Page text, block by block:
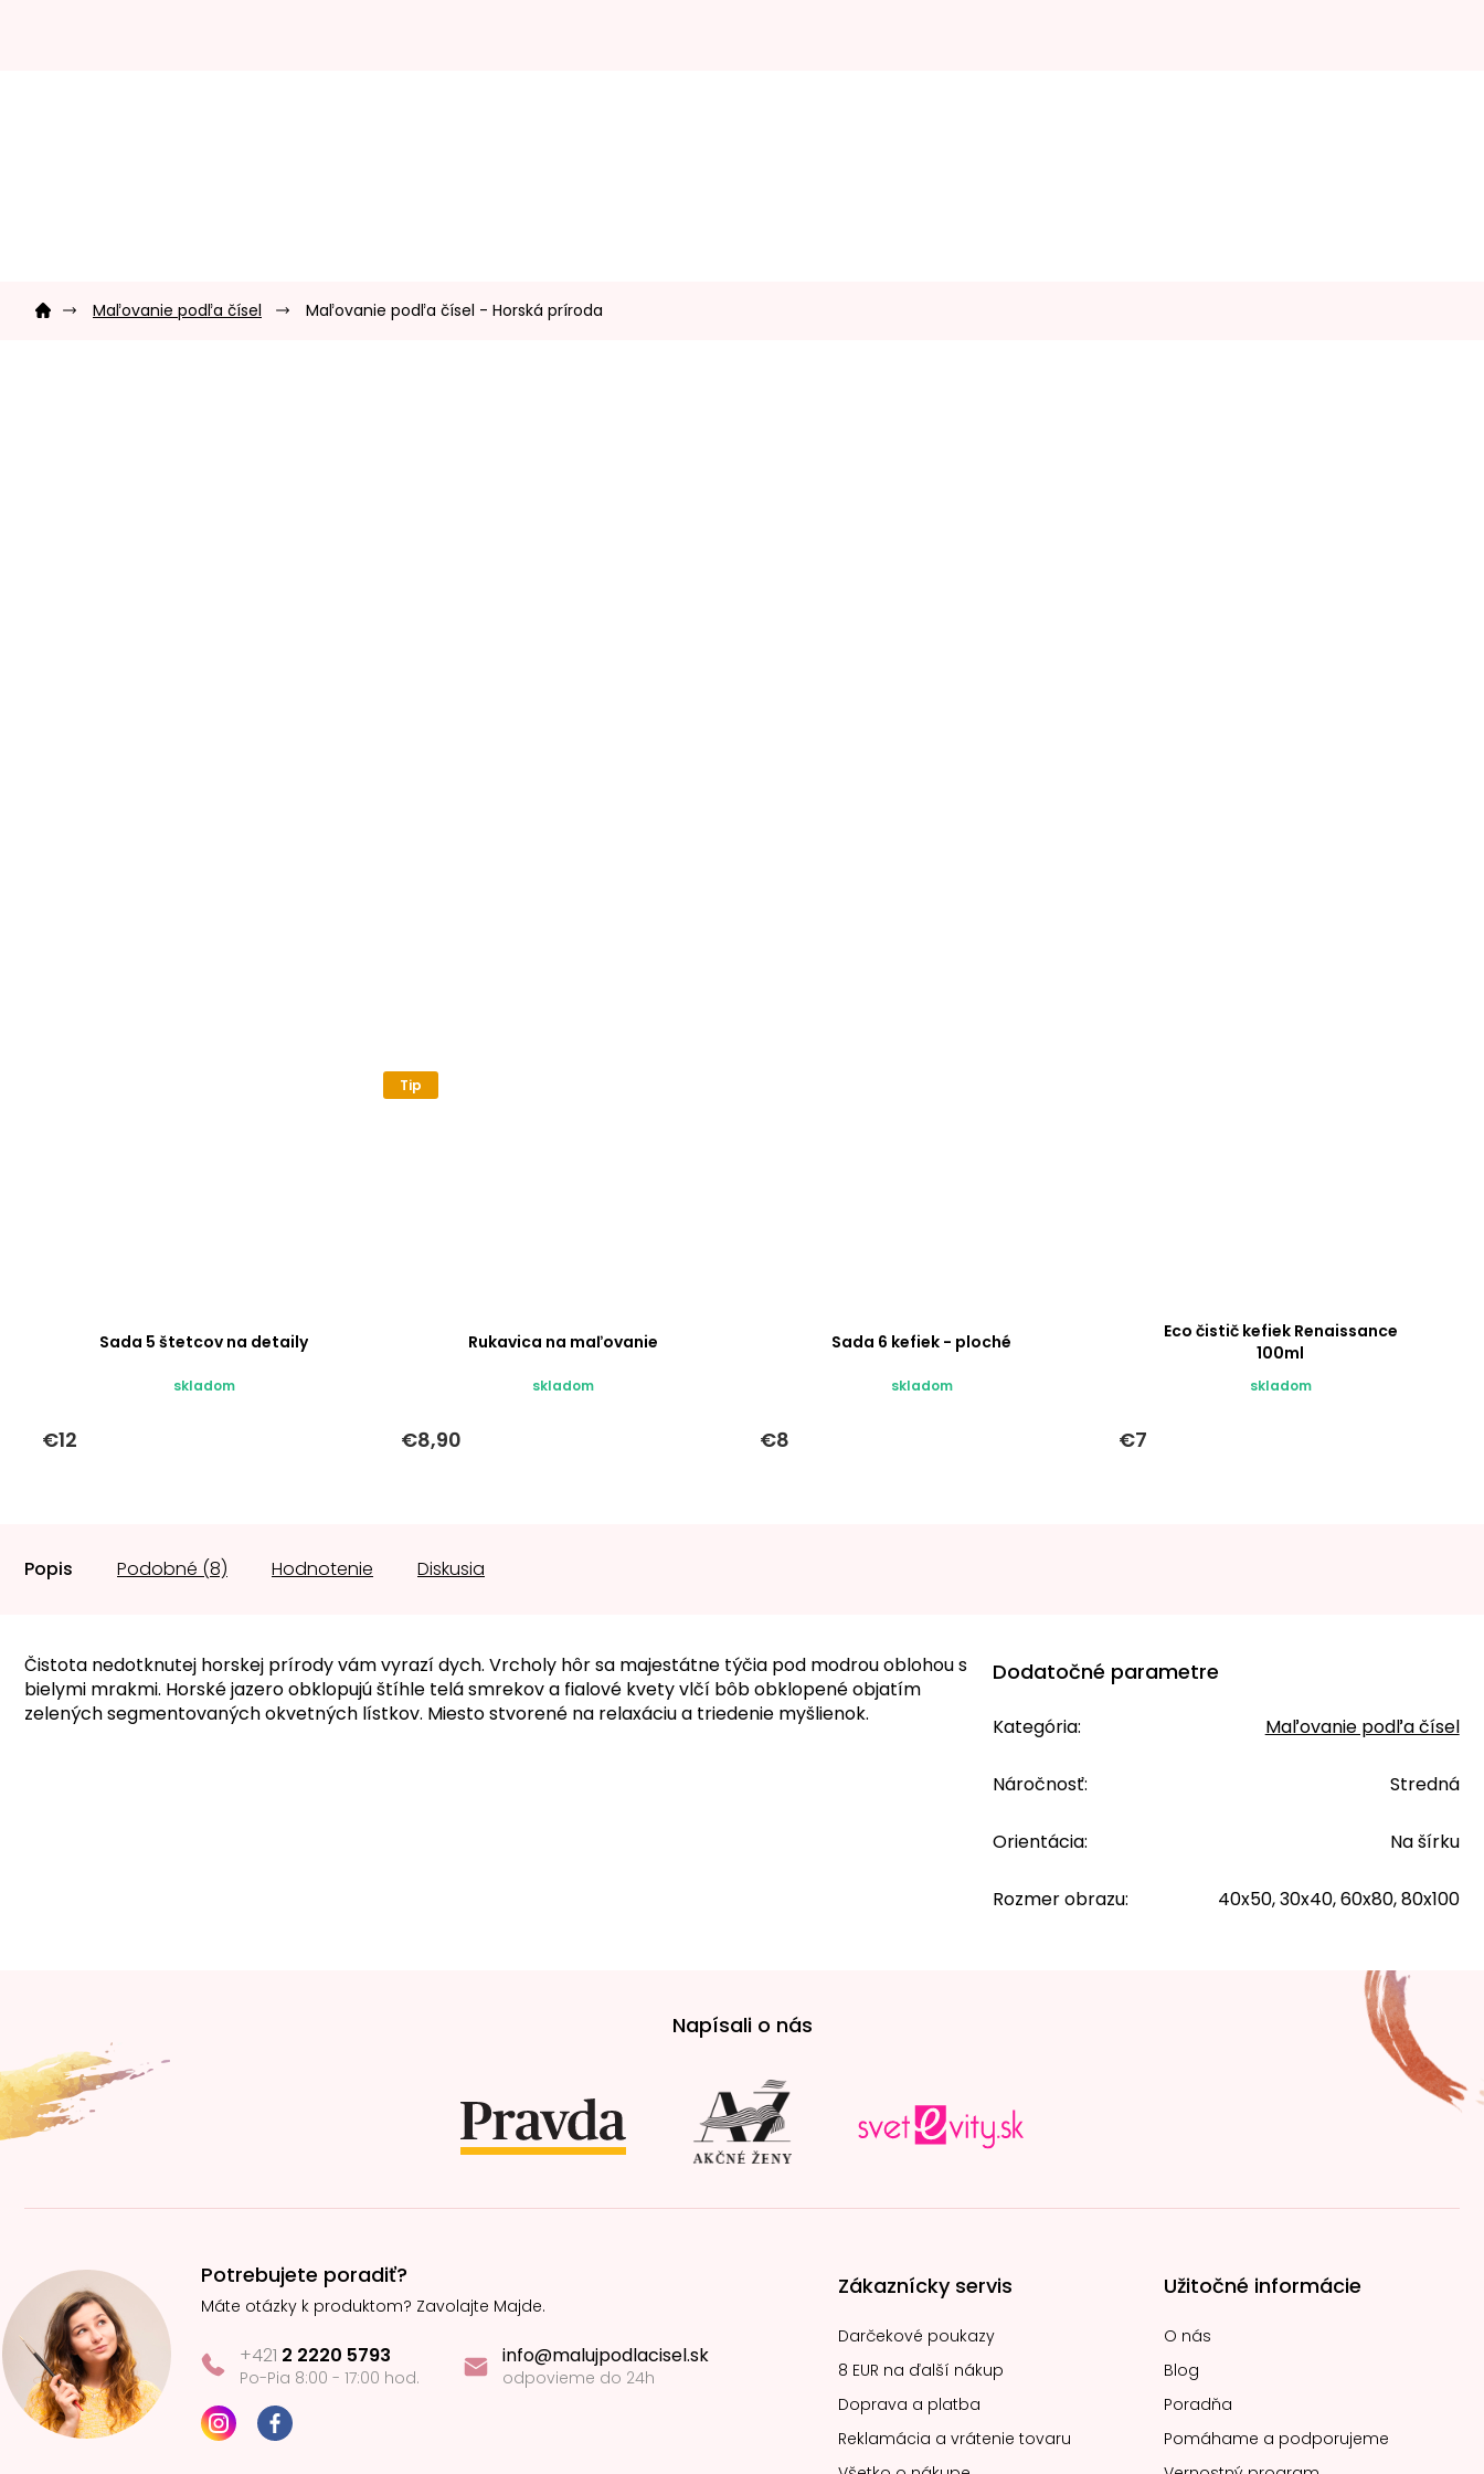
Domov Maľovanie podľa čísel Maľovanie podľa čísel - Horská príroda
Sada 5 štetcov na detaily
skladom
€12
Tip
Rukavica na maľovanie
skladom
€8,90
Sada 6 kefiek - ploché
skladom
€8
Eco čistič kefiek Renaissance
100ml
skladom
€7
Popis Podobné (8) Hodnotenie Diskusia
Čistota nedotknutej horskej prírody vám vyrazí dych. Vrcholy hôr sa majestátne týčia pod modrou oblohou s
bielymi mrakmi. Horské jazero obklopujú štíhle telá smrekov a fialové kvety vlčí bôb obklopené objatím
zelených segmentovaných okvetných lístkov. Miesto stvorené na relaxáciu a triedenie myšlienok.
Dodatočné parametre
Kategória: Maľovanie podľa čísel
Náročnosť: Stredná
Orientácia: Na šírku
Rozmer obrazu: 40x50, 30x40, 60x80, 80x100
t
i
e
Napísali o nás
Potrebujete poradiť?
Máte otázky k produktom? Zavolajte Majde.
+421 2 2220 5793
Po-Pia 8:00 - 17:00 hod.
info@malujpodlacisel.sk
odpovieme do 24h
Zákaznícky servis
Darčekové poukazy
8 EUR na ďalší nákup
Doprava a platba
Reklamácia a vrátenie tovaru
Užitočné informácie
O nás
Blog
Poradňa
Pomáhame a podporujeme